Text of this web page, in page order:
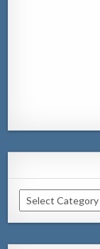
Categorianan